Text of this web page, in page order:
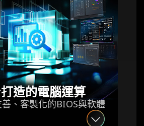
造的電腦運算
、客製化的BIOS與軟體